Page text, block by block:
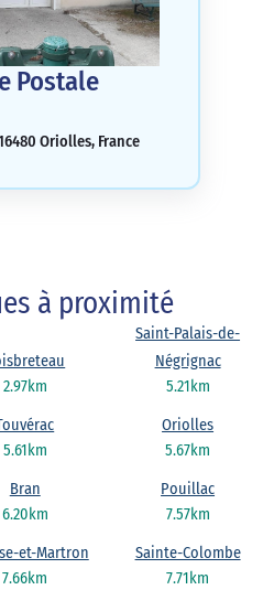
Postale
Oriolles, France
à proximité
2.97km
5.21km
Saint-Palais-de-
Négrignac
5.61km
5.67km
Oriolles
6.20km
Bran
7.57km
Pouillac
7.66km
et-Martron
7.71km
Sainte-Colombe